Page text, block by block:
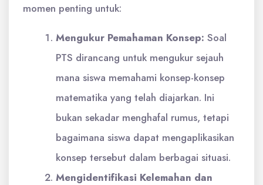
momen penting untuk:
Mengukur Pemahaman Konsep: Soal
PTS dirancang untuk mengukur sejauh
mana siswa memahami konsep-konsep
matematika yang telah diajarkan. Ini
bukan sekadar menghafal rumus, tetapi
bagaimana siswa dapat mengaplikasikan
konsep tersebut dalam berbagai situasi.
Mengidentifikasi Kelemahan dan